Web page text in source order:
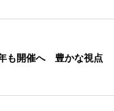
も開催へ 豊かな視点